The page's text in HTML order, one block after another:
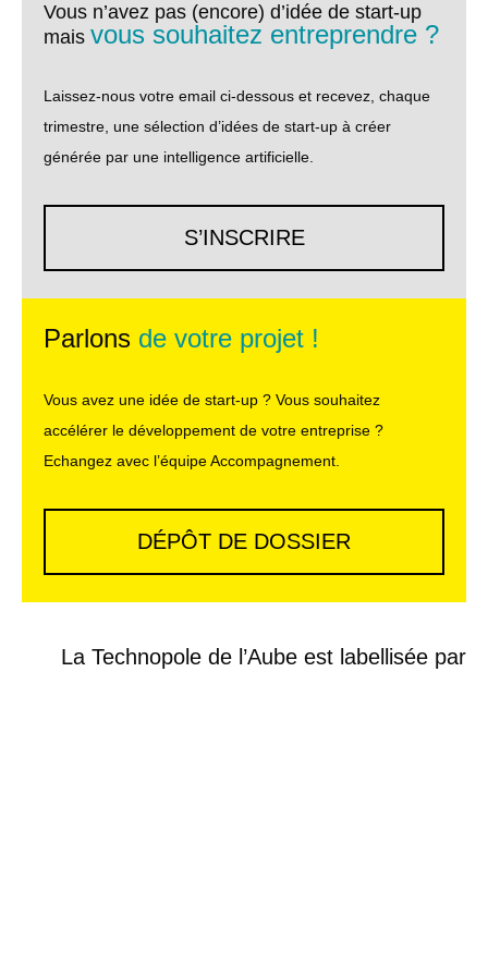
Vous n’avez pas (encore) d’idée de start-up
mais vous souhaitez entreprendre ?
Laissez-nous votre email ci-dessous et recevez, chaque
trimestre, une sélection d’idées de start-up à créer
générée par une intelligence artificielle.
S’INSCRIRE
Parlons de votre projet !
Vous avez une idée de start-up ? Vous souhaitez
accélérer le développement de votre entreprise ?
Echangez avec l’équipe Accompagnement.
DÉPÔT DE DOSSIER
La Technopole de l’Aube est labellisée par